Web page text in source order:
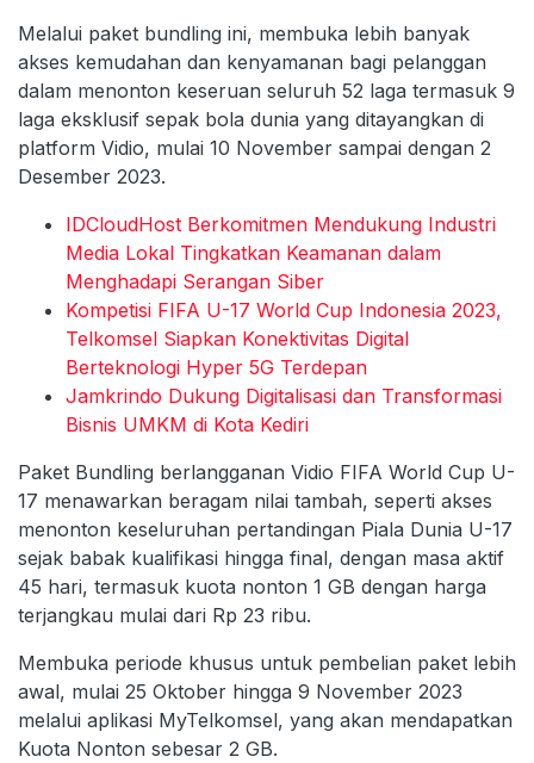
Melalui paket bundling ini, membuka lebih banyak
akses kemudahan dan kenyamanan bagi pelanggan
dalam menonton keseruan seluruh 52 laga termasuk 9
laga eksklusif sepak bola dunia yang ditayangkan di
platform Vidio, mulai 10 November sampai dengan 2
Desember 2023.
IDCloudHost Berkomitmen Mendukung Industri
Media Lokal Tingkatkan Keamanan dalam
Menghadapi Serangan Siber
Kompetisi FIFA U-17 World Cup Indonesia 2023,
Telkomsel Siapkan Konektivitas Digital
Berteknologi Hyper 5G Terdepan
Jamkrindo Dukung Digitalisasi dan Transformasi
Bisnis UMKM di Kota Kediri
Paket Bundling berlangganan Vidio FIFA World Cup U-
17 menawarkan beragam nilai tambah, seperti akses
menonton keseluruhan pertandingan Piala Dunia U-17
sejak babak kualifikasi hingga final, dengan masa aktif
45 hari, termasuk kuota nonton 1 GB dengan harga
terjangkau mulai dari Rp 23 ribu.
Membuka periode khusus untuk pembelian paket lebih
awal, mulai 25 Oktober hingga 9 November 2023
melalui aplikasi MyTelkomsel, yang akan mendapatkan
Kuota Nonton sebesar 2 GB.